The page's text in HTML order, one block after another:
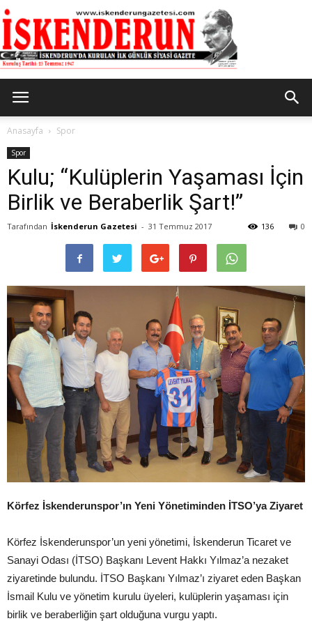
Gazetesi
Anasayfa Spor
Spor
Kulu; “Kulüplerin Yaşaması İçin
Birlik ve Beraberlik Şart!”
Tarafından İskenderun Gazetesi - 31 Temmuz 2017 0
136
Körfez İskenderunspor’ın Yeni Yönetiminden İTSO’ya Ziyaret
Körfez İskenderunspor’un yeni yönetimi, İskenderun Ticaret ve
Sanayi Odası (İTSO) Başkanı Levent Hakkı Yılmaz’a nezaket
ziyaretinde bulundu. İTSO Başkanı Yılmaz’ı ziyaret eden Başkan
İsmail Kulu ve yönetim kurulu üyeleri, kulüplerin yaşaması için
birlik ve beraberliğin şart olduğuna vurgu yaptı.